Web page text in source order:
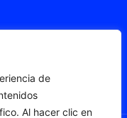
de
Al hacer clic en